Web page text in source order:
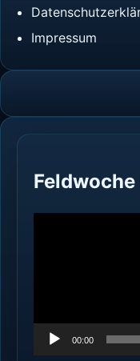
Impressum
00:00